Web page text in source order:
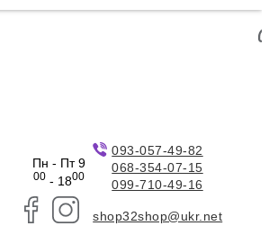
Пн - Пт 9
00- 1800
093-057-49-82
068-354-07-15
099-710-49-16
shop32shop@ukr.net